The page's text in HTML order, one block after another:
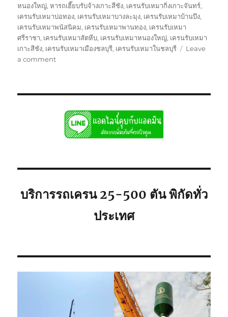
หนองใหญ่,หารถเฮี๊ยบรับจ้างเกาะสีชัง, เครนรับเหมากิ่งเกาะจันทร์,
เครนรับเหมาบ่อทอง, เครนรับเหมาบางละมุง, เครนรับเหมาบ้านบึง,
เครนรับเหมาพนัสนิคม, เครนรับเหมาพานทอง, เครนรับเหมา
ศรีราชา, เครนรับเหมาสัตหีบ, เครนรับเหมาหนองใหญ่, เครนรับเหมา
เกาะสีชัง, เครนรับเหมาเมืองชลบุรี, เครนรับเหมาในชลบุรี
Leave
a commenton
เฮี๊ยบ
ชลบุรี
บริการรถเครน 25-500 ตัน พิกัดทั่ว
ประเทศ